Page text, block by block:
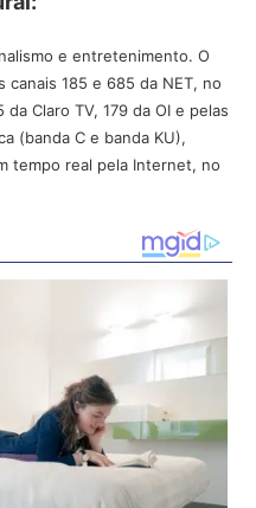
e entretenimento. O
185 e 685 da NET, no
Claro TV, 179 da OI e pelas
(banda C e banda KU),
tempo real pela Internet, no